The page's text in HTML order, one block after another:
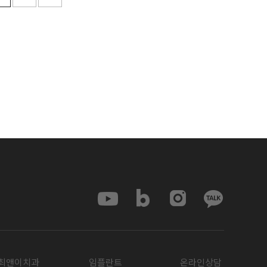
앤이치과 임플란트 온라인상담